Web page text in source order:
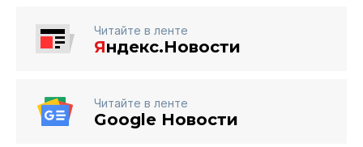
Читайте в ленте
Яндекс.Новости
Читайте в ленте
Google Новости